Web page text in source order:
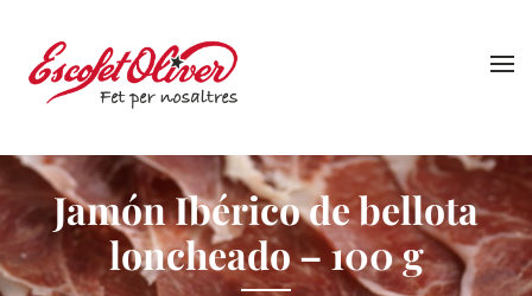
content
Jamón Ibérico de bellota
loncheado – 100 g